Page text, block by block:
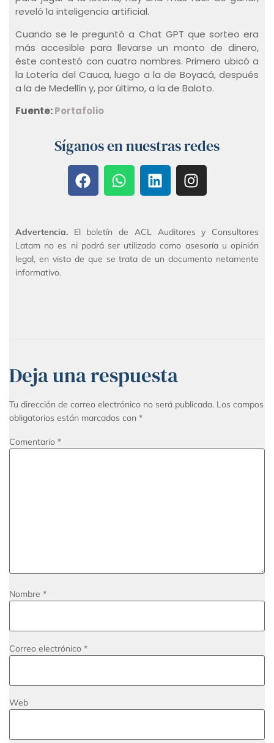
reveló la inteligencia artificial.
Cuando se le preguntó a Chat GPT que sorteo era
más accesible para llevarse un monto de dinero,
éste contestó con cuatro nombres. Primero ubicó a
la Lotería del Cauca, luego a la de Boyacá, después
a la de Medellín y, por último, a la de Baloto.
Fuente:Portafolio
Síganos en nuestras redes
Advertencia. El boletín de ACL Auditores y Consultores
Latam no es ni podrá ser utilizado como asesoría u opinión
legal, en vista de que se trata de un documento netamente
informativo.
Deja una respuesta
Tu dirección de correo electrónico no será publicada. Los campos
obligatorios están marcados con *
Comentario *
Nombre *
Correo electrónico *
Web